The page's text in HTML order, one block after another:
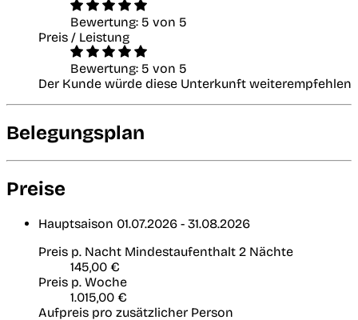
Bewertung: 5 von 5
Preis / Leistung
Bewertung: 5 von 5
Der Kunde würde diese Unterkunft weiterempfehlen
Belegungsplan
Preise
Hauptsaison 01.07.2026 - 31.08.2026
Preis p. Nacht Mindestaufenthalt 2 Nächte
145,00 €
Preis p. Woche
1.015,00 €
Aufpreis pro zusätzlicher Person